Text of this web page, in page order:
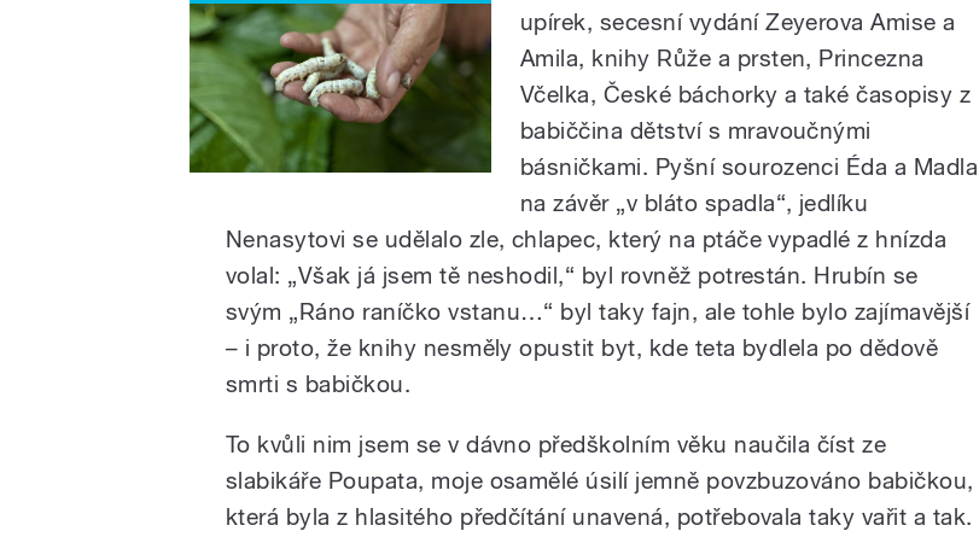
upírek, secesní vydání Zeyerova Amise a
Amila, knihy Růže a prsten, Princezna
Včelka, České báchorky a také časopisy z
babiččina dětství s mravoučnými
básničkami. Pyšní sourozenci Éda a Madla
na závěr „v bláto spadla“, jedlíku
Nenasytovi se udělalo zle, chlapec, který na ptáče vypadlé z hnízda
volal: „Však já jsem tě neshodil,“ byl rovněž potrestán. Hrubín se
svým „Ráno raníčko vstanu…“ byl taky fajn, ale tohle bylo zajímavější
– i proto, že knihy nesměly opustit byt, kde teta bydlela po dědově
smrti s babičkou.
To kvůli nim jsem se v dávno předškolním věku naučila číst ze
slabikáře Poupata, moje osamělé úsilí jemně povzbuzováno babičkou,
která byla z hlasitého předčítání unavená, potřebovala taky vařit a tak.